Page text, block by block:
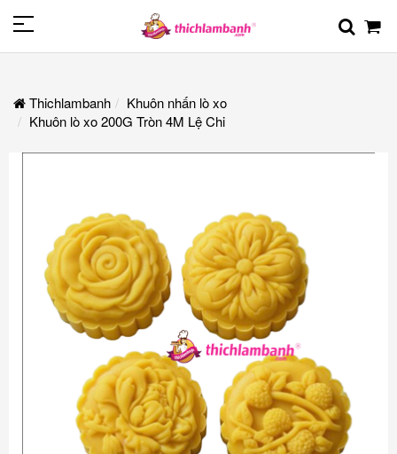
Thichlambanh
Khuôn nhấn lò xo
Khuôn lò xo 200G Tròn 4M Lệ Chi